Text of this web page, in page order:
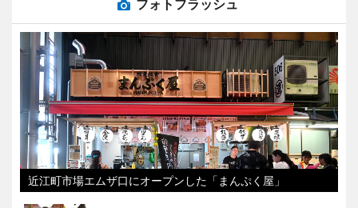
フォトフラッシュ
近江町市場エムザ口にオープンした「まんぷく屋」